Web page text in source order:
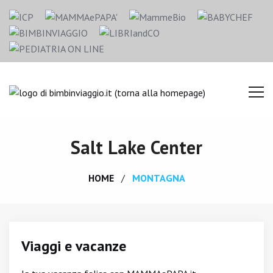
Salt Lake Center
HOME MONTAGNA
Viaggi e vacanze